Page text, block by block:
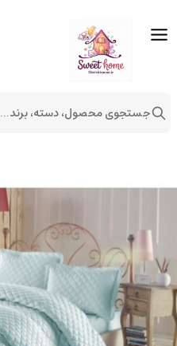
جستجوی محصول، دسته، برند...